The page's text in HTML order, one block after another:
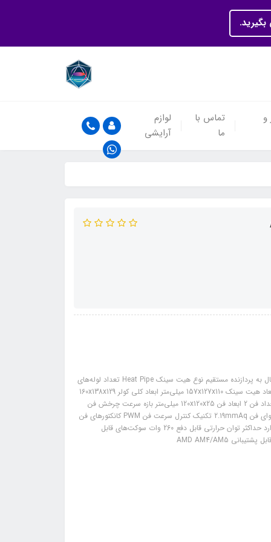
و
تماس با
ما
لوازم
آرایشی
مشخصات فنی: مشخصات کلی روش خنک سازی بادی سری مدل AK روش اتصال به پردازنده مستقیم نوع هیت سینک Heat Pipe تعداد لوله‌های
انتقال حرارت 6 قطر لوله‌های انتقال حرارت 6 میلی‌متر آلیاژ هیت سینک آلومینیوم ابعاد هیت سینک 157x127x110 میلی‌متر ابعاد کلی کولر 160x138x129
میلی‌متر وزن هیت سینک ذکر نشده وزن کلی (هیت سینک + فن) 1.45 کیلوگرم تعداد فن 2 ابعاد فن 120x120x25 میلی‌متر بازه سرعت چرخش فن
500-1850 دور در دقیقه حداکثر جریان هوای عبوری از فن 68.99CFM حداکثر فشار هوای فن 2.19mmAq تکنیک کنترل سرعت فن PWM کانکتورهای فن
4 پین قابلیت جدا سازی فن‌ها دارد حداکثر نویز صوتی فن 28 دسی‌بل نورپردازی دارد حداکثر توان حرارتی قابل دفع 260 وات سوکت‌های قابل